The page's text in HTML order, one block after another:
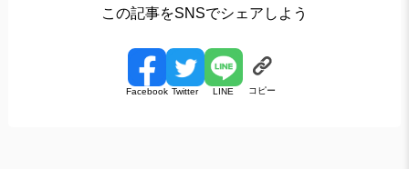
この記事をSNSでシェアしよう
Facebook Twitter LINE コピー